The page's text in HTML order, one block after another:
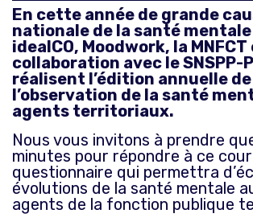
En cette année de grande
nationale de la santé
idealCO, Moodwork, la MNFCT
collaboration avec le SNSPP-
réalisent l’édition annuelle de
l’observation de la santé
agents territoriaux.
Nous vous invitons à prendre
minutes pour répondre à ce
questionnaire qui permettra
évolutions de la santé mentale
agents de la fonction publique